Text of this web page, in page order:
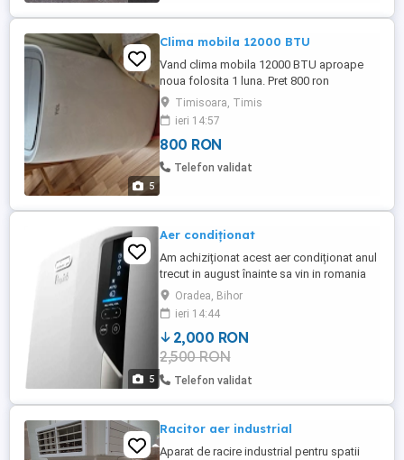
5
Clima mobila 12000 BTU
Vand clima mobila 12000 BTU aproape
noua folosita 1 luna. Pret 800 ron
Timisoara, Timis
ieri 14:57
800 RON
Telefon validat
5
Aer condiționat
Am achiziționat acest aer condiționat anul
trecut in august înainte sa vin in romania
acum ca ne-am pus aer condiționat as
dori sa il vand daca este cineva interesat
este ca si nou folosit foarte puțin
complect funcțional funcție Wi-Fi. El ca si
specificații are : Controlați cu ușurință
aparatul ...
Oradea, Bihor
ieri 14:44
2,000 RON
2,500 RON
Telefon validat
Racitor aer industrial
Aparat de racire industrial pentru spatii